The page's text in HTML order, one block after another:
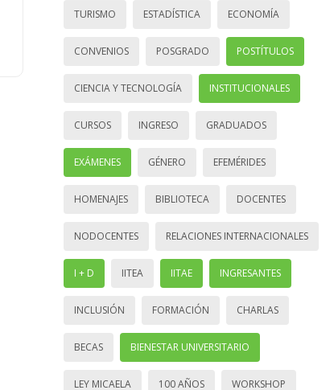
TURISMO ESTADÍSTICA ECONOMÍA
CONVENIOS POSGRADO POSTÍTULOS
CIENCIA Y TECNOLOGÍA INSTITUCIONALES
CURSOS INGRESO GRADUADOS
EXÁMENES GÉNERO EFEMÉRIDES
HOMENAJES BIBLIOTECA DOCENTES
NODOCENTES RELACIONES INTERNACIONALES
I + D IITEA IITAE INGRESANTES
INCLUSIÓN FORMACIÓN CHARLAS
BECAS BIENESTAR UNIVERSITARIO
LEY MICAELA 100 AÑOS WORKSHOP